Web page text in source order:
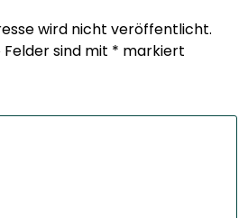
wird nicht veröffentlicht.
sind mit * markiert